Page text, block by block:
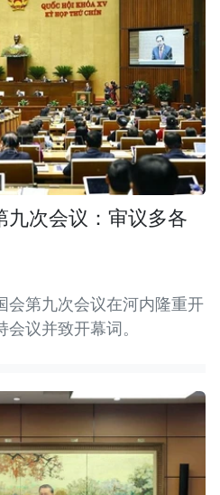
九次会议：审议多各
会第九次会议在河内隆重开
议并致开幕词。